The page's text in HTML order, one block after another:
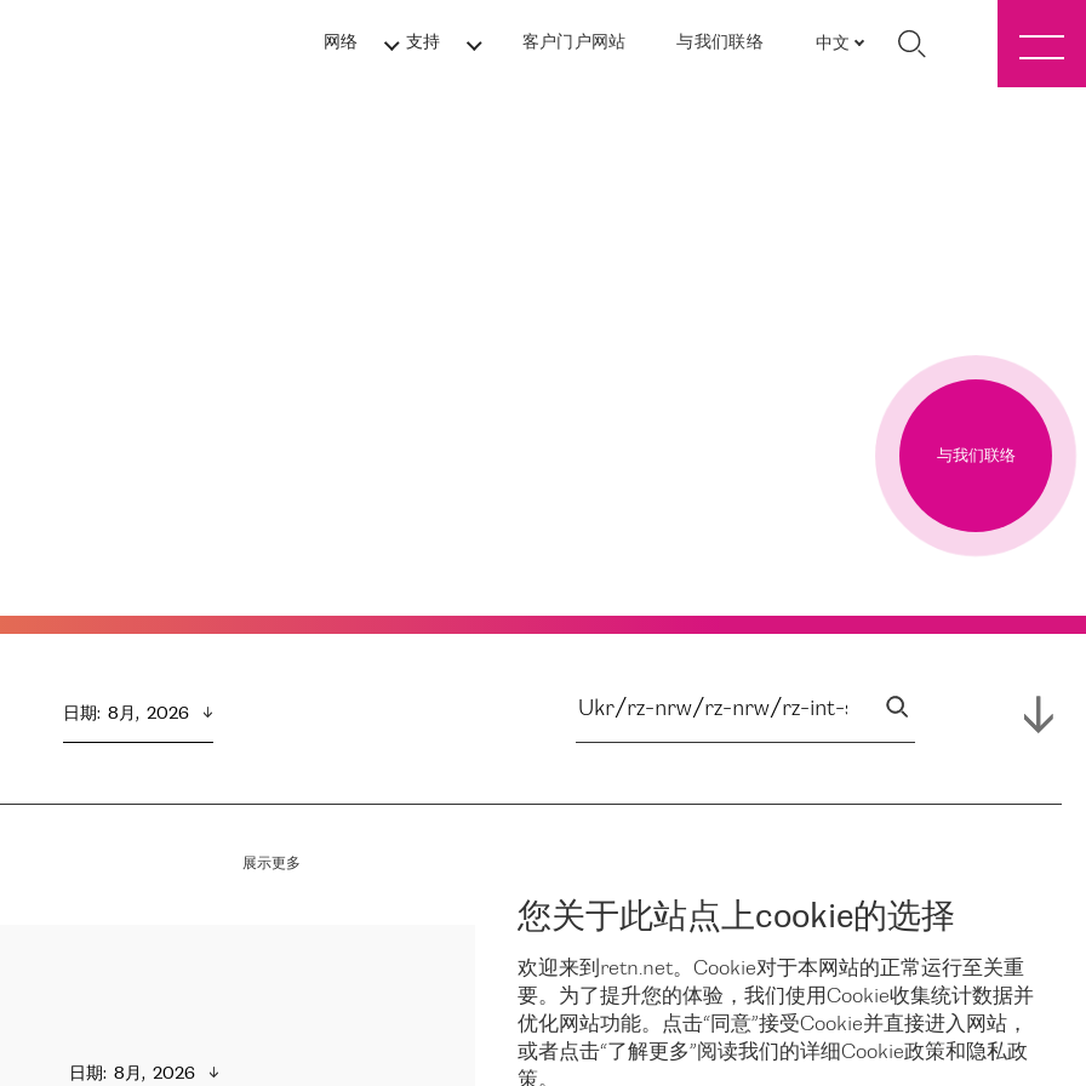
网络 支持 客户门户网站 与我们联络 中文
您关于此站点上cookie的选择
欢迎来到retn.net。Cookie对于本网站的正常运行至关重
要。为了提升您的体验，我们使用Cookie收集统计数据并
优化网站功能。点击“同意”接受Cookie并直接进入网站，
或者点击“了解更多”阅读我们的详细Cookie政策和隐私政
策。
与我们联络
日期: 8月,  2026
展示更多
日期: 8月,  2026